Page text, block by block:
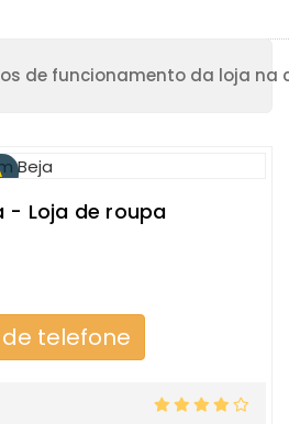
de funcionamento da loja na
- Loja de roupa
telefone